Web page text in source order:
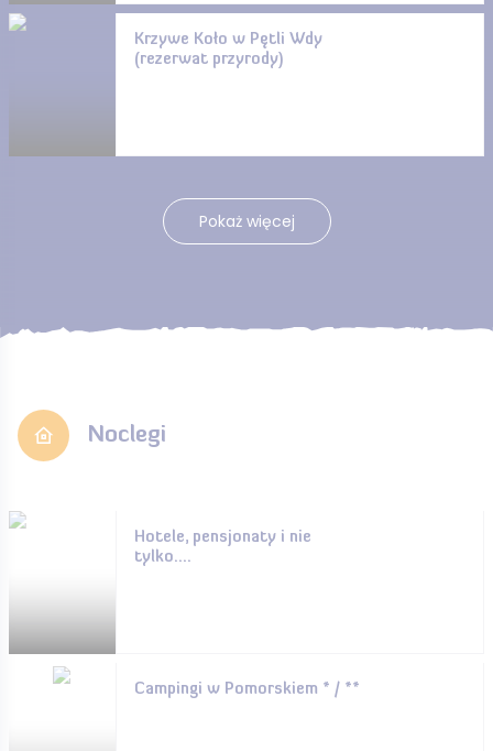
Krzywe Koło w Pętli Wdy
(rezerwat przyrody)
Pokaż więcej
Noclegi
Hotele, pensjonaty i nie
tylko....
Campingi w Pomorskiem * / **